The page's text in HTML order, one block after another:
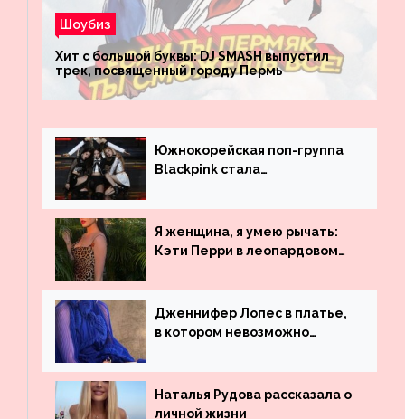
Шоубиз
Хит с большой буквы: DJ SMASH выпустил
трек, посвященный городу Пермь
Южнокорейская поп-группа
Blackpink стала
просмотрам на YouTube. Они
обогнали даже Джастина
Бибера
Я женщина, я умею рычать:
Кэти Перри в леопардовом
Дженнифер Лопес в платье,
в котором невозможно
Наталья Рудова рассказала о
личной жизни